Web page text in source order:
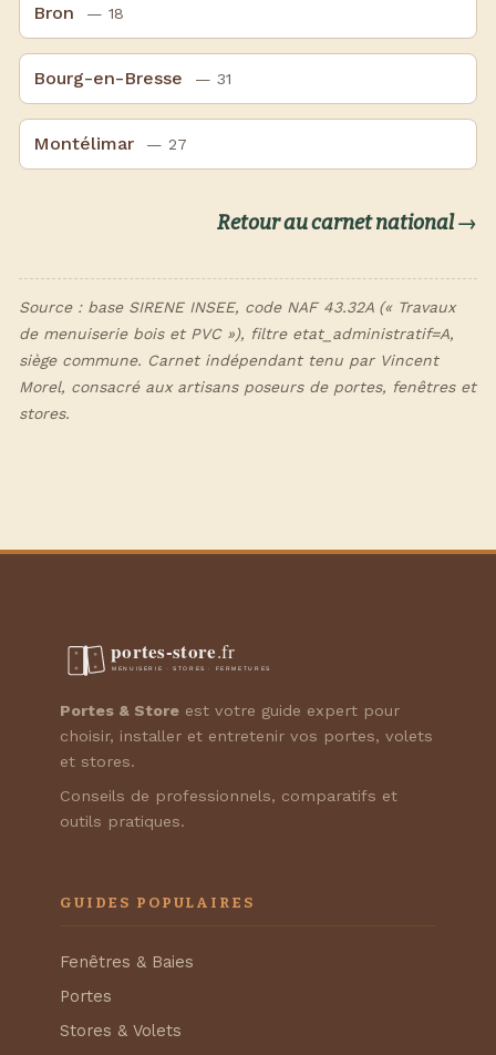
Bron — 18
Bourg-en-Bresse — 31
Montélimar — 27
Retour au carnet national →
Source : base SIRENE INSEE, code NAF 43.32A (« Travaux
de menuiserie bois et PVC »), filtre etat_administratif=A,
siège commune. Carnet indépendant tenu par Vincent
Morel, consacré aux artisans poseurs de portes, fenêtres et
stores.
Portes & Store est votre guide expert pour
choisir, installer et entretenir vos portes, volets
et stores.
Conseils de professionnels, comparatifs et
outils pratiques.
GUIDES POPULAIRES
Fenêtres & Baies
Portes
Stores & Volets